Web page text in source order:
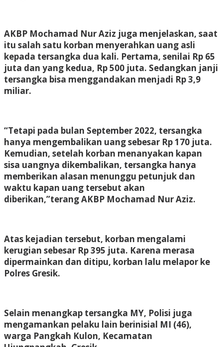
AKBP Mochamad Nur Aziz juga menjelaskan, saat
itu salah satu korban menyerahkan uang asli
kepada tersangka dua kali. Pertama, senilai Rp 65
juta dan yang kedua, Rp 500 juta. Sedangkan janji
tersangka bisa menggandakan menjadi Rp 3,9
miliar.
“Tetapi pada bulan September 2022, tersangka
hanya mengembalikan uang sebesar Rp 170 juta.
Kemudian, setelah korban menanyakan kapan
sisa uangnya dikembalikan, tersangka hanya
memberikan alasan menunggu petunjuk dan
waktu kapan uang tersebut akan
diberikan,”terang AKBP Mochamad Nur Aziz.
Atas kejadian tersebut, korban mengalami
kerugian sebesar Rp 395 juta. Karena merasa
dipermainkan dan ditipu, korban lalu melapor ke
Polres Gresik.
Selain menangkap tersangka MY, Polisi juga
mengamankan pelaku lain berinisial MI (46),
warga Pangkah Kulon, Kecamatan